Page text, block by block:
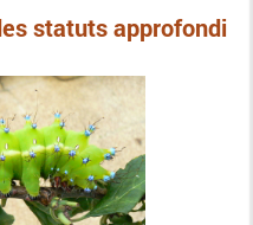
statuts approfondi